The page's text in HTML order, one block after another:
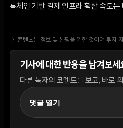
록체인 기반 결제 인프라 확산 속도는
본 콘텐츠는 정보 및 논평을 위한 것이며 투자
기사에 대한 반응을 남겨보세
다른 독자의 코멘트를 보고, 바로
댓글 열기